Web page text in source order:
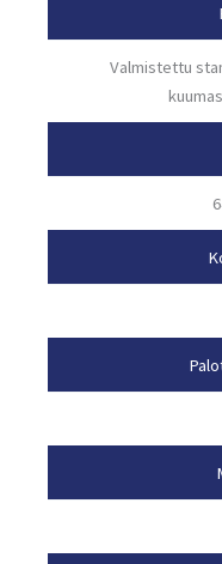
Valmistettu